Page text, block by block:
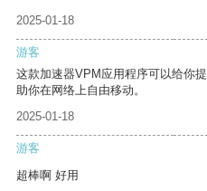
2025-01-18
游客
这款加速器VPM应用程序可以给你
助你在网络上自由移动。
2025-01-18
游客
超棒啊 好用